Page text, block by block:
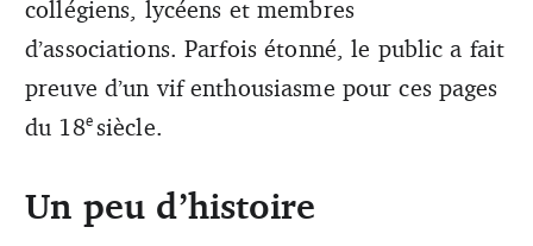
collégiens, lycéens et membres
d’associations. Parfois étonné, le public a fait
preuve d’un vif enthousiasme pour ces pages
du 18esiècle.
Un peu d’histoire